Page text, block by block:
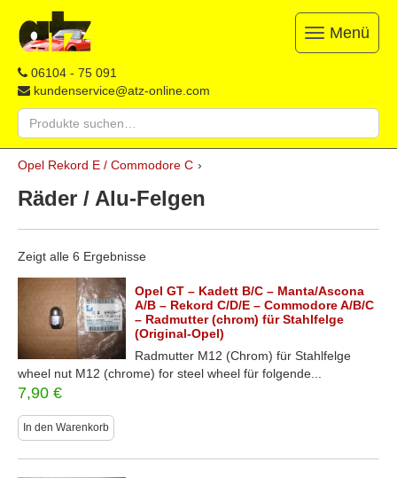
ATZ
Opel-
Ersatzteile
Restauration,
Reparatur
&
Ersatzteile
&
Onlineshop
06104 - 75 091
kundenservice@atz-online.com
Suche
nach:
Toggle
navigation
Menü
Skip
content
Opel Rekord E / Commodore C ›
Räder / Alu-Felgen
Zeigt alle 6 Ergebnisse
Opel GT – Kadett B/C – Manta/Ascona
A/B – Rekord C/D/E – Commodore A/B/C
– Radmutter (chrom) für Stahlfelge
(Original-Opel)
Radmutter M12 (Chrom) für Stahlfelge
wheel nut M12 (chrome) for steel wheel für folgende...
7,90 €
In den Warenkorb